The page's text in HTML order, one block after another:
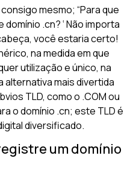
mesmo; “Para que
.cn? ‘ Não importa
você estaria certo!
na medida em que
utilização e único, na
alternativa mais divertida
TLD, como o .COM ou
o domínio .cn; este TLD é
diversificado.
um domínio